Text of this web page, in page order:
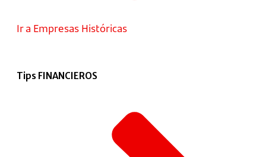
Ir a Empresas Históricas
Tips FINANCIEROS